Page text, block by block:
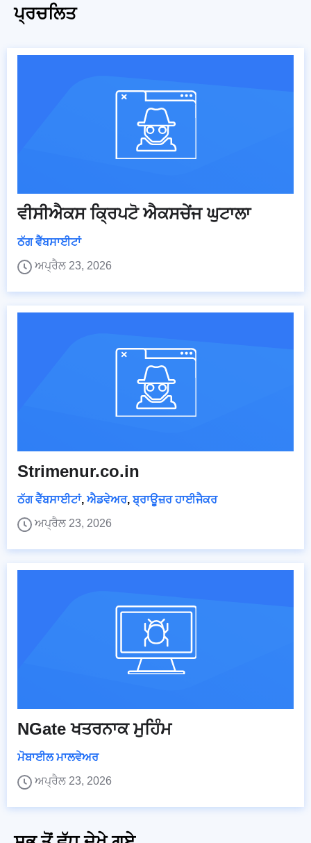
ਪ੍ਰਚਲਿਤ
ਵੀਸੀਐਕਸ ਕ੍ਰਿਪਟੋ ਐਕਸਚੇਂਜ ਘੁਟਾਲਾ
ਠੱਗ ਵੈੱਬਸਾਈਟਾਂ
ਅਪ੍ਰੈਲ 23, 2026
Strimenur.co.in
ਠੱਗ ਵੈੱਬਸਾਈਟਾਂ, ਐਡਵੇਅਰ,ਬ੍ਰਾਊਜ਼ਰ ਹਾਈਜੈਕਰ
ਅਪ੍ਰੈਲ 23, 2026
NGate ਖਤਰਨਾਕ ਮੁਹਿੰਮ
ਮੋਬਾਈਲ ਮਾਲਵੇਅਰ
ਅਪ੍ਰੈਲ 23, 2026